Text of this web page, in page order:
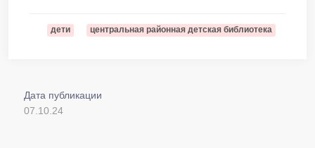
дети центральная районная детская библиотека
Дата публикации
07.10.24